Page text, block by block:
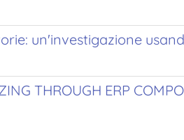
un'investigazione
THROUGH ERP